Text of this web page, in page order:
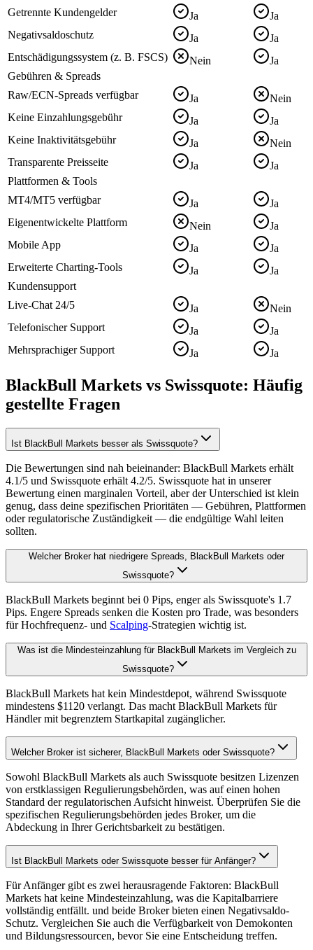
Getrennte Kundengelder
Ja
Ja
Negativsaldoschutz
Ja
Ja
Entschädigungssystem (z. B. FSCS)
Nein
Ja
Gebühren & Spreads
Raw/ECN-Spreads verfügbar
Ja
Nein
Keine Einzahlungsgebühr
Ja
Ja
Keine Inaktivitätsgebühr
Ja
Nein
Transparente Preisseite
Ja
Ja
Plattformen & Tools
MT4/MT5 verfügbar
Ja
Ja
Eigenentwickelte Plattform
Nein
Ja
Mobile App
Ja
Ja
Erweiterte Charting-Tools
Ja
Ja
Kundensupport
Live-Chat 24/5
Ja
Nein
Telefonischer Support
Ja
Ja
Mehrsprachiger Support
Ja Ja
BlackBull Markets vs Swissquote: Häufig
gestellte Fragen
Ist BlackBull Markets besser als Swissquote?
Die Bewertungen sind nah beieinander: BlackBull Markets erhält
4.1/5 und Swissquote erhält 4.2/5. Swissquote hat in unserer
Bewertung einen marginalen Vorteil, aber der Unterschied ist klein
genug, dass deine spezifischen Prioritäten — Gebühren, Plattformen
oder regulatorische Zuständigkeit — die endgültige Wahl leiten
sollten.
Welcher Broker hat niedrigere Spreads, BlackBull Markets oder
Swissquote?
BlackBull Markets beginnt bei 0 Pips, enger als Swissquote's 1.7
Pips. Engere Spreads senken die Kosten pro Trade, was besonders
für Hochfrequenz- und Scalping-Strategien wichtig ist.
Was ist die Mindesteinzahlung für BlackBull Markets im Vergleich zu
Swissquote?
BlackBull Markets hat kein Mindestdepot, während Swissquote
mindestens $1120 verlangt. Das macht BlackBull Markets für
Händler mit begrenztem Startkapital zugänglicher.
Welcher Broker ist sicherer, BlackBull Markets oder Swissquote?
Sowohl BlackBull Markets als auch Swissquote besitzen Lizenzen
von erstklassigen Regulierungsbehörden, was auf einen hohen
Standard der regulatorischen Aufsicht hinweist. Überprüfen Sie die
spezifischen Regulierungsbehörden jedes Broker, um die
Abdeckung in Ihrer Gerichtsbarkeit zu bestätigen.
Ist BlackBull Markets oder Swissquote besser für Anfänger?
Für Anfänger gibt es zwei herausragende Faktoren: BlackBull
Markets hat keine Mindesteinzahlung, was die Kapitalbarriere
vollständig entfällt. und beide Broker bieten einen Negativsaldo-
Schutz. Vergleichen Sie auch die Verfügbarkeit von Demokonten
und Bildungsressourcen, bevor Sie eine Entscheidung treffen.